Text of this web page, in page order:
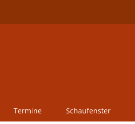
Termine Schaufenster